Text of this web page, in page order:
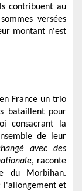
contribuent au
versées
montant n'est
France un trio
bataillent pour
consacrant la
de leur
avec des
, raconte
du Morbihan.
l'allongement et